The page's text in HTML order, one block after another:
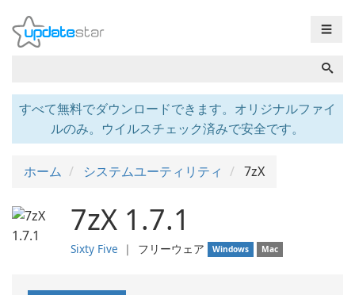
☰
すべて無料でダウンロードできます。オリジナルファイ
ルのみ。ウイルスチェック済みで安全です。
ホーム システムユーティリティ 7zX
7zX 1.7.1
Sixty Five ❘ フリーウェア Windows Mac